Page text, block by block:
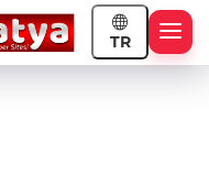
TR